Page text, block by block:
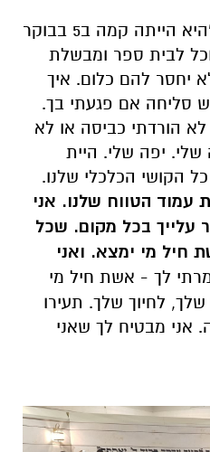
בעלה טל המשיך ואמר: "היא הייתה קמה ב5 בבוקר
לבית ספר ומבשלת
יחסר להם כלום. איך
סליחה אם פגעתי בך.
הורדתי כביסה או לא
יפה שלי. היית
הקושי הכלכלי שלנו.
עמוד הטווח שלנו. אני
עלייך בכל מקום. שכל
חיל מי ימצא. ואני
לך - אשת חיל מי
לחיוך שלך. תעירו
אני מבטיח לך שאני